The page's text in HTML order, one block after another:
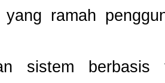
yang ramah
sistem